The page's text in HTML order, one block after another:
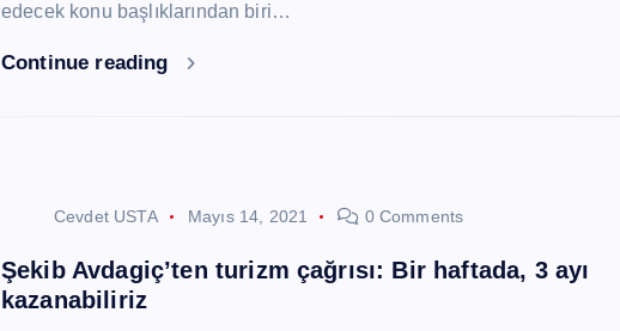
edecek konu başlıklarından biri…
Continue reading
Cevdet USTA Mayıs 14, 2021 0 Comments
Şekib Avdagiç’ten turizm çağrısı: Bir haftada, 3 ayı
kazanabiliriz